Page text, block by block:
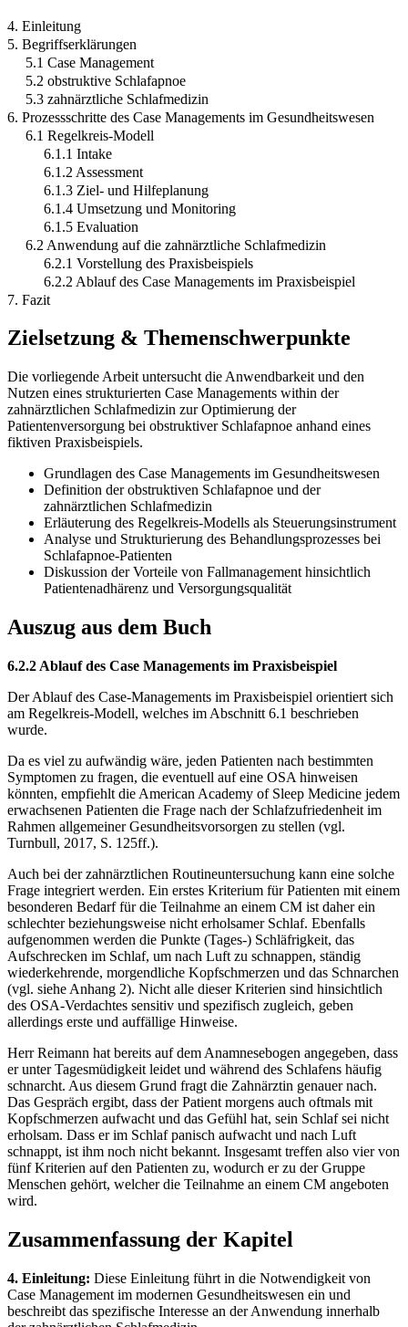
4. Einleitung
5. Begriffserklärungen
5.1 Case Management
5.2 obstruktive Schlafapnoe
5.3 zahnärztliche Schlafmedizin
6. Prozessschritte des Case Managements im Gesundheitswesen
6.1 Regelkreis-Modell
6.1.1 Intake
6.1.2 Assessment
6.1.3 Ziel- und Hilfeplanung
6.1.4 Umsetzung und Monitoring
6.1.5 Evaluation
6.2 Anwendung auf die zahnärztliche Schlafmedizin
6.2.1 Vorstellung des Praxisbeispiels
6.2.2 Ablauf des Case Managements im Praxisbeispiel
7. Fazit
Zielsetzung & Themenschwerpunkte
Die vorliegende Arbeit untersucht die Anwendbarkeit und den
Nutzen eines strukturierten Case Managements within der
zahnärztlichen Schlafmedizin zur Optimierung der
Patientenversorgung bei obstruktiver Schlafapnoe anhand eines
fiktiven Praxisbeispiels.
Grundlagen des Case Managements im Gesundheitswesen
Definition der obstruktiven Schlafapnoe und der
zahnärztlichen Schlafmedizin
Erläuterung des Regelkreis-Modells als Steuerungsinstrument
Analyse und Strukturierung des Behandlungsprozesses bei
Schlafapnoe-Patienten
Diskussion der Vorteile von Fallmanagement hinsichtlich
Patientenadhärenz und Versorgungsqualität
Auszug aus dem Buch
6.2.2 Ablauf des Case Managements im Praxisbeispiel
Der Ablauf des Case-Managements im Praxisbeispiel orientiert sich
am Regelkreis-Modell, welches im Abschnitt 6.1 beschrieben
wurde.
Da es viel zu aufwändig wäre, jeden Patienten nach bestimmten
Symptomen zu fragen, die eventuell auf eine OSA hinweisen
könnten, empfiehlt die American Academy of Sleep Medicine jedem
erwachsenen Patienten die Frage nach der Schlafzufriedenheit im
Rahmen allgemeiner Gesundheitsvorsorgen zu stellen (vgl.
Turnbull, 2017, S. 125ff.).
Auch bei der zahnärztlichen Routineuntersuchung kann eine solche
Frage integriert werden. Ein erstes Kriterium für Patienten mit einem
besonderen Bedarf für die Teilnahme an einem CM ist daher ein
schlechter beziehungsweise nicht erholsamer Schlaf. Ebenfalls
aufgenommen werden die Punkte (Tages-) Schläfrigkeit, das
Aufschrecken im Schlaf, um nach Luft zu schnappen, ständig
wiederkehrende, morgendliche Kopfschmerzen und das Schnarchen
(vgl. siehe Anhang 2). Nicht alle dieser Kriterien sind hinsichtlich
des OSA-Verdachtes sensitiv und spezifisch zugleich, geben
allerdings erste und auffällige Hinweise.
Herr Reimann hat bereits auf dem Anamnesebogen angegeben, dass
er unter Tagesmüdigkeit leidet und während des Schlafens häufig
schnarcht. Aus diesem Grund fragt die Zahnärztin genauer nach.
Das Gespräch ergibt, dass der Patient morgens auch oftmals mit
Kopfschmerzen aufwacht und das Gefühl hat, sein Schlaf sei nicht
erholsam. Dass er im Schlaf panisch aufwacht und nach Luft
schnappt, ist ihm noch nicht bekannt. Insgesamt treffen also vier von
fünf Kriterien auf den Patienten zu, wodurch er zu der Gruppe
Menschen gehört, welcher die Teilnahme an einem CM angeboten
wird.
Zusammenfassung der Kapitel
4. Einleitung: Diese Einleitung führt in die Notwendigkeit von
Case Management im modernen Gesundheitswesen ein und
beschreibt das spezifische Interesse an der Anwendung innerhalb